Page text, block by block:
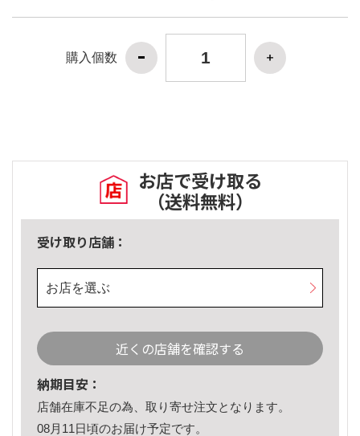
購入個数
お店で受け取る
（送料無料）
受け取り店舗：
お店を選ぶ
近くの店舗を確認する
納期目安：
店舗在庫不足の為、取り寄せ注文となります。
08月11日頃のお届け予定です。